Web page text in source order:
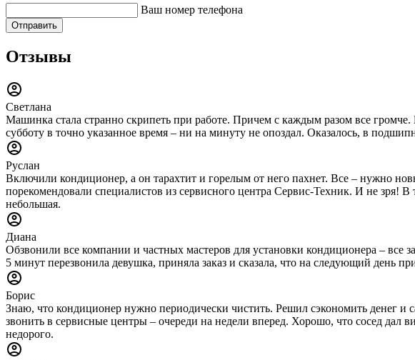
Ваш номер телефона
Отправить
Отзывы
Светлана
Машинка стала странно скрипеть при работе. Причем с каждым разом все
субботу в точно указанное время – ни на минуту не опоздал. Оказалось, в
Руслан
Включили кондиционер, а он тарахтит и горелым от него пахнет. Все – нужно
порекомендовали специалистов из сервисного центра Сервис-Техник. И не зря!
небольшая.
Диана
Обзвонили все компании и частных мастеров для установки кондиционера – все
5 минут перезвонила девушка, приняла заказ и сказала, что на следующий
Борис
Знаю, что кондиционер нужно периодически чистить. Решил сэкономить денег
звонить в сервисные центры – очереди на недели вперед. Хорошо, что сосед
недорого.